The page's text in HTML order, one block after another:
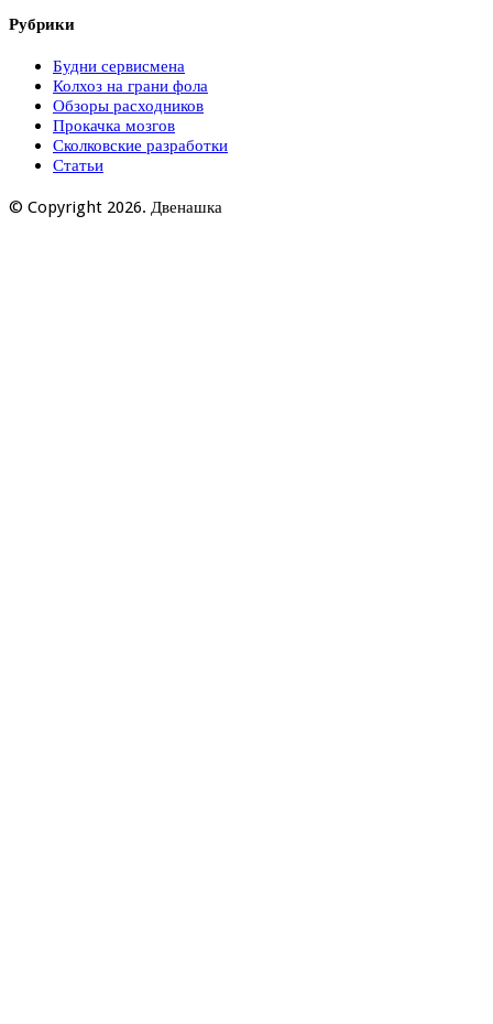
Рубрики
Будни сервисмена
Колхоз на грани фола
Обзоры расходников
Прокачка мозгов
Сколковские разработки
Статьи
© Copyright 2026. Двенашка